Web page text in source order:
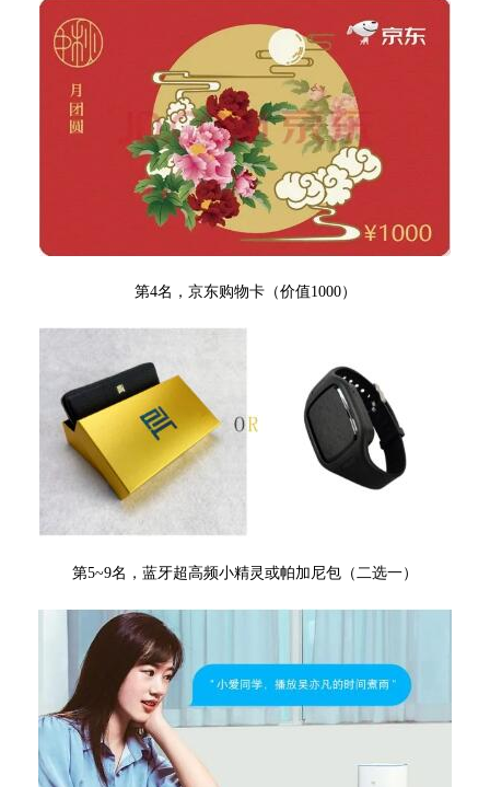
第4名，京东购物卡（价值1000）
第5~9名，蓝牙超高频小精灵或帕加尼包（二选一）